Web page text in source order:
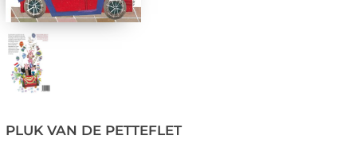
PLUK VAN DE PETTEFLET